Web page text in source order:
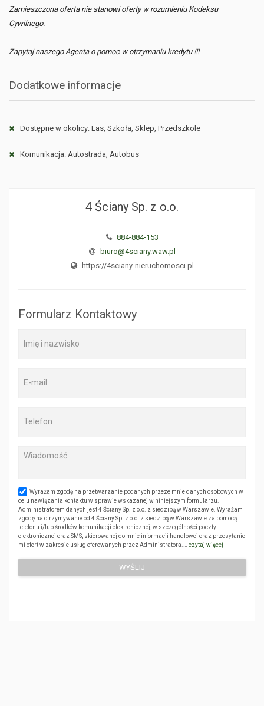
Zamieszczona oferta nie stanowi oferty w rozumieniu Kodeksu
Cywilnego.
Zapytaj naszego Agenta o pomoc w otrzymaniu kredytu !!!
Dodatkowe informacje
Dostępne w okolicy: Las, Szkoła, Sklep, Przedszkole
Komunikacja: Autostrada, Autobus
4 Ściany Sp. z o.o.
884-884-153
biuro@4sciany.waw.pl
https://4sciany-nieruchomosci.pl
Formularz Kontaktowy
Wyrażam zgodę na przetwarzanie podanych przeze mnie danych osobowych w
celu nawiązania kontaktu w sprawie wskazanej w niniejszym formularzu.
Administratorem danych jest 4 Ściany Sp. z o.o. z siedzibą w Warszawie. Wyrażam
zgodę na otrzymywanie od 4 Ściany Sp. z o.o. z siedzibą w Warszawie za pomocą
telefonu i/lub środków komunikacji elektronicznej, w szczególności poczty
elektronicznej oraz SMS, skierowanej do mnie informacji handlowej oraz przesyłanie
mi ofert w zakresie usług oferowanych przez Administratora.… czytaj więcej